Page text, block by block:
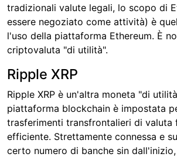
tradizionali valute legali, lo scopo di
essere negoziato come attività) è
l'uso della piattaforma Ethereum. È
criptovaluta "di utilità".
Ripple XRP
Ripple XRP è un'altra moneta "di
piattaforma blockchain è impostata
trasferimenti transfrontalieri di valuta
efficiente. Strettamente connessa e
certo numero di banche sin dall'inizio,